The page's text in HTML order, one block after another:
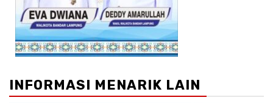
INFORMASI MENARIK LAIN